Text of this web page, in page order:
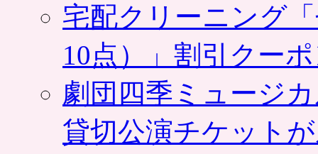
宅配クリーニング
10点）」割引クー
劇団四季ミュージ
貸切公演チケット